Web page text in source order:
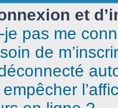
et
pas me
de